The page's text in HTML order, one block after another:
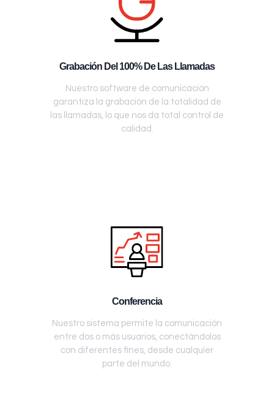
Grabación Del 100% De Las Llamadas
Nuestro software de comunicación
garantiza la grabación de la totalidad de
las llamadas, lo que nos da total control de
calidad.
Conferencia
Nuestro sistema permite la comunicación
entre dos o más usuarios, conectándolos
con diferentes fines, desde cualquier
parte del mundo.